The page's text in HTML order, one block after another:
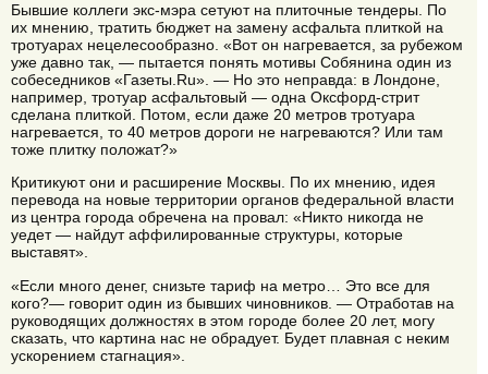
Бывшие коллеги экс-мэра сетуют на плиточные тендеры. По
их мнению, тратить бюджет на замену асфальта плиткой на
тротуарах нецелесообразно. «Вот он нагревается, за рубежом
уже давно так, — пытается понять мотивы Собянина один из
собеседников «Газеты.Ru». — Но это неправда: в Лондоне,
например, тротуар асфальтовый — одна Оксфорд-стрит
сделана плиткой. Потом, если даже 20 метров тротуара
нагревается, то 40 метров дороги не нагреваются? Или там
тоже плитку положат?»
Критикуют они и расширение Москвы. По их мнению, идея
перевода на новые территории органов федеральной власти
из центра города обречена на провал: «Никто никогда не
уедет — найдут аффилированные структуры, которые
выставят».
«Если много денег, снизьте тариф на метро… Это все для
кого?— говорит один из бывших чиновников. — Отработав на
руководящих должностях в этом городе более 20 лет, могу
сказать, что картина нас не обрадует. Будет плавная с неким
ускорением стагнация».